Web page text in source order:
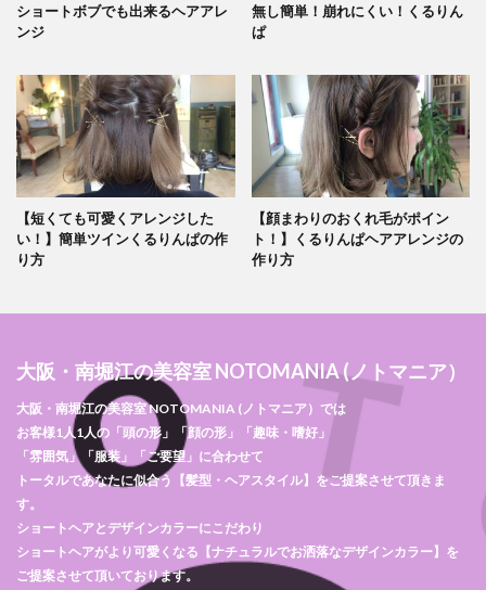
ショートボブでも出来るヘアアレ
ンジ
無し簡単！崩れにくい！くるりん
ぱ
【短くても可愛くアレンジした
い！】簡単ツインくるりんぱの作
り方
【顔まわりのおくれ毛がポイン
ト！】くるりんぱヘアアレンジの
作り方
大阪・南堀江の美容室 NOTOMANIA (ノトマニア）
大阪・南堀江の美容室 NOTOMANIA (ノトマニア）では
お客様1人1人の「頭の形」「顔の形」「趣味・嗜好」
「雰囲気」「服装」「ご要望」に合わせて
トータルであなたに似合う【髪型・ヘアスタイル】をご提案させて頂きま
す。
ショートヘアとデザインカラーにこだわり
ショートヘアがより可愛くなる【ナチュラルでお洒落なデザインカラー】を
ご提案させて頂いております。